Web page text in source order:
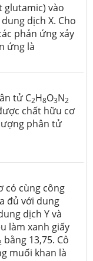
glutamic) vào
dịch X. Cho
phản ứng xảy
ứng là
tử C2H8O3N2
chất hữu cơ
phân tử
có cùng công
đủ với dung
dịch Y và
làm xanh giấy
bằng 13,75. Cô
muối khan là